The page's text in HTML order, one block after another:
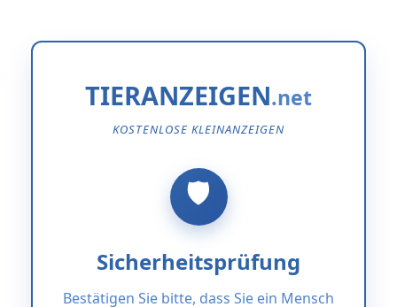
TIERANZEIGEN
KOSTENLOSE KLEINANZEIGEN
Sicherheitsprüfung
Bestätigen Sie bitte, dass Sie ein Mensch